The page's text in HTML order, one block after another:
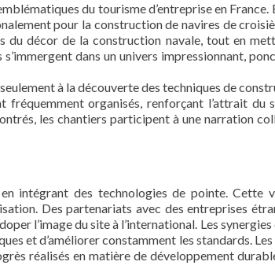
du tourisme d’entreprise en France.
pour la construction de navires de
du décor de la construction navale, tout en
dans un univers impressionnant,
à la découverte des techniques de
organisés, renforçant l’attrait du
les chantiers participent à une narration
intégrant des technologies de pointe. Cette
Des partenariats avec des entreprises
l’image du site à l’international. Les synergies
et d’améliorer constamment les standards.
réalisés en matière de développement